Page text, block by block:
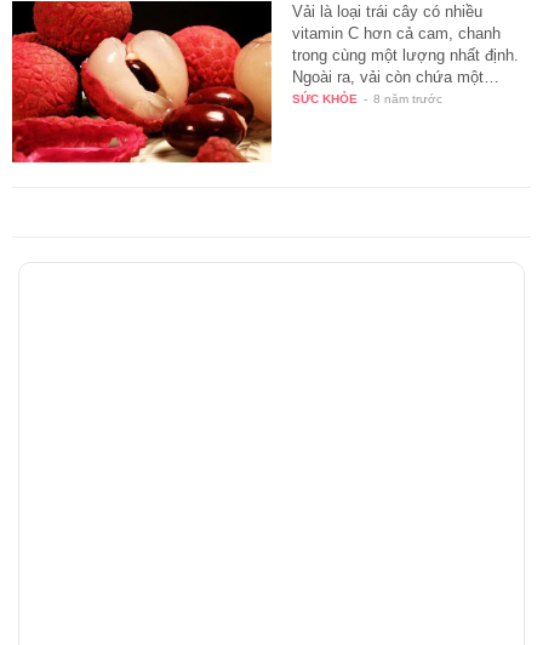
Vải là loại trái cây có nhiều
vitamin C hơn cả cam, chanh
trong cùng một lượng nhất định.
Ngoài ra, vải còn chứa một…
SỨC KHỎE - 8 năm trước